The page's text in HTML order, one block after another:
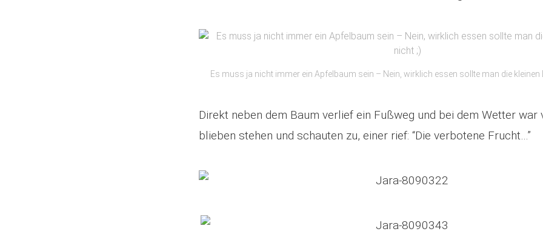
Es muss ja nicht immer ein Apfelbaum sein – Nein, wirklich essen sollte man die kleinen
Direkt neben dem Baum verlief ein Fußweg und bei dem Wetter war
blieben stehen und schauten zu, einer rief: “Die verbotene Frucht…”